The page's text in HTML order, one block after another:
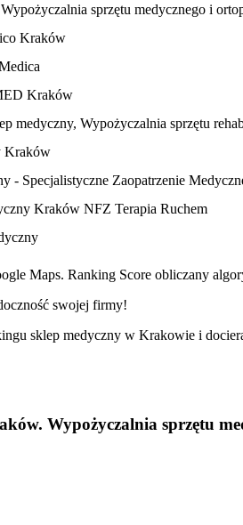
sprzętu medycznego i
Kraków
Kraków
Wypożyczalnia sprzętu
Kraków
- Specjalistyczne Zaopatrzenie
Kraków NFZ Terapia Ruchem
Maps. Ranking Score obliczany
swojej firmy!
sklep medyczny w Krakowie i
Wypożyczalnia sprzętu